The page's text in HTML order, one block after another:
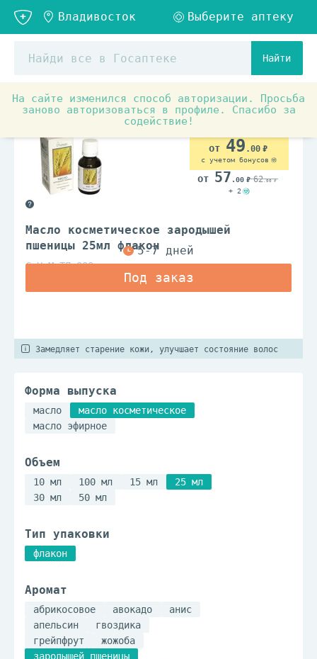
Найти
На сайте изменился способ авторизации. Просьба
заново авторизоваться в профиле. Спасибо за
содействие!
Масло косметическое зародышей
пшеницы 25мл флакон
СиНаМ ТД ООО
49 .00
с учетом бонусов
57 .00 62.00
+ 2
Замедляет старение кожи, улучшает состояние волос
Форма выпуска
масло
масло косметическое
масло эфирное
Объем
10 мл 100 мл 15 мл
25 мл
30 мл
50 мл
Тип упаковки
флакон
Аромат
абрикосовое авокадо
анис
апельсин
гвоздика
грейпфрут
жожоба
зародышей пшеницы